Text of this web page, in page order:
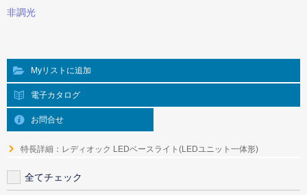
非調光
Myリストに追加
電子カタログ
お問合せ
特長詳細：レディオック LEDベースライト(LEDユニット一体形)
全てチェック